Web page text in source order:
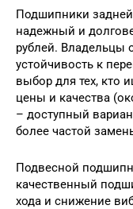
Подшипники задней
надежный и
рублей. Владельцы
устойчивость к
выбор для тех, кто
цены и качества
– доступный
более частой
Подвесной
качественный
хода и снижение